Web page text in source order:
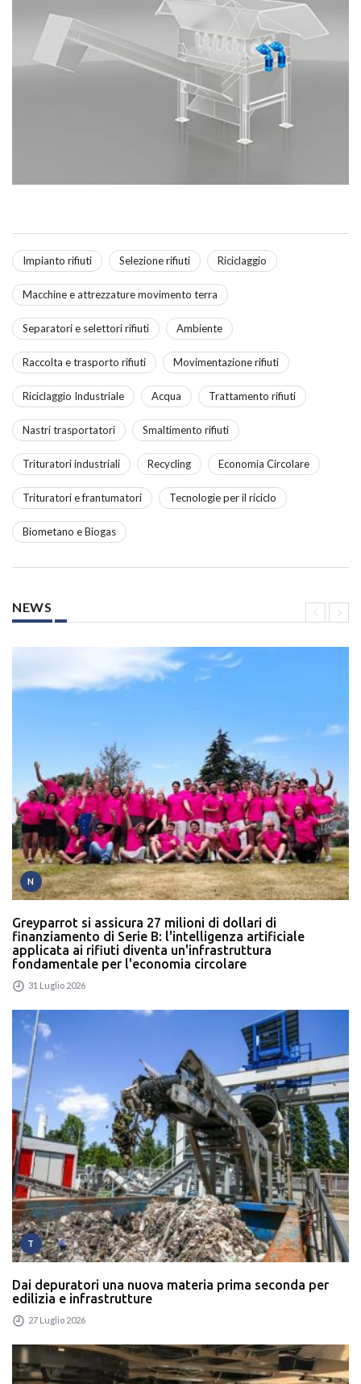
Impianto rifiuti Selezione rifiuti Riciclaggio
Macchine e attrezzature movimento terra
Separatori e selettori rifiuti Ambiente
Raccolta e trasporto rifiuti Movimentazione rifiuti
Riciclaggio Industriale Acqua Trattamento rifiuti
Nastri trasportatori Smaltimento rifiuti
Trituratori industriali Recycling Economia Circolare
Trituratori e frantumatori Tecnologie per il riciclo
Biometano e Biogas
NEWS
N
Greyparrot si assicura 27 milioni di dollari di
finanziamento di Serie B: l'intelligenza artificiale
applicata ai rifiuti diventa un'infrastruttura
fondamentale per l'economia circolare
31 Luglio 2026
T
Dai depuratori una nuova materia prima seconda per
edilizia e infrastrutture
27 Luglio 2026